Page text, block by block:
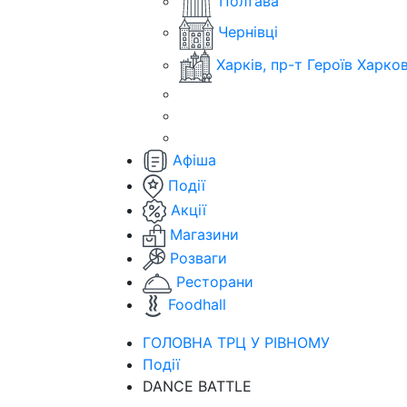
Чернівці
Харків, пр-т Героїв
Афіша
Події
Акції
Магазини
Розваги
Ресторани
Foodhall
ГОЛОВНА ТРЦ У РІВНОМУ
Події
DANCE BATTLE